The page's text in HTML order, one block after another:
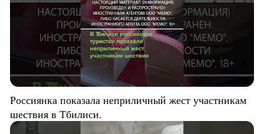
Россиянка показала неприличный жест участникам
шествия в Тбилиси.